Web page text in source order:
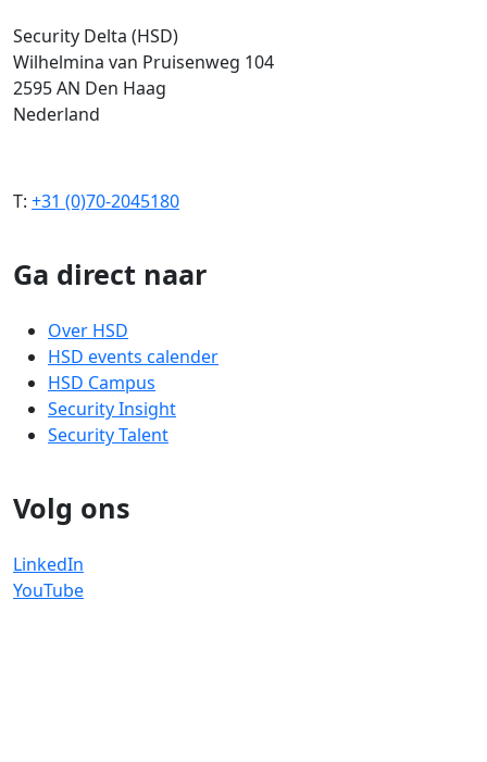
Security Delta (HSD)
Wilhelmina van Pruisenweg 104
2595 AN Den Haag
Nederland
T: +31 (0)70-2045180
Ga direct naar
Over HSD
HSD events calender
HSD Campus
Security Insight
Security Talent
Volg ons
LinkedIn
YouTube